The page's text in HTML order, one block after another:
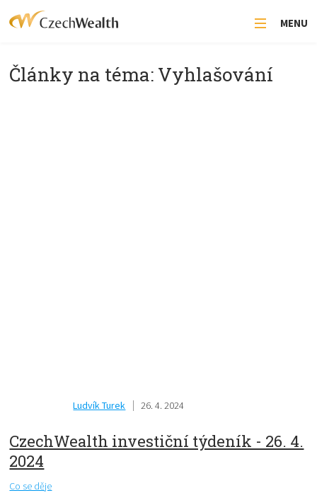
MENU
Články na téma: Vyhlašování
Ludvík Turek 26. 4. 2024
CzechWealth investiční týdeník - 26. 4.
2024
Co se děje